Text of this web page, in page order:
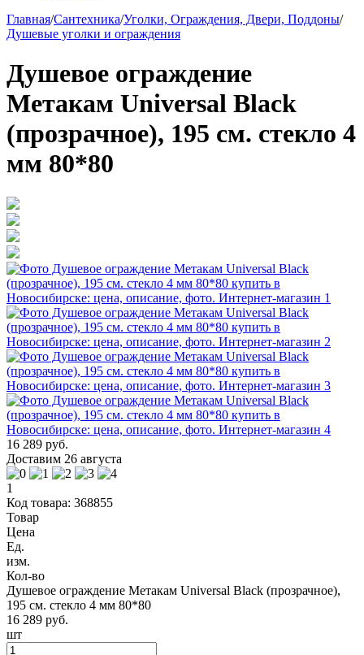
Главная/Сантехника/Уголки, Ограждения, Двери, Поддоны/
Душевые уголки и ограждения
Душевое ограждение
Метакам Universal Black
(прозрачное), 195 см. стекло 4
мм 80*80
16 289 руб.
Доставим 26 августа
1
Код товара: 368855
Товар
Цена
Ед.
изм.
Кол-во
Душевое ограждение Метакам Universal Black (прозрачное),
195 см. стекло 4 мм 80*80
16 289 руб.
шт